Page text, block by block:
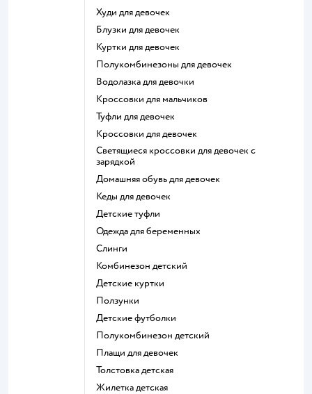
Худи для девочек
Блузки для девочек
Куртки для девочек
Полукомбинезоны для девочек
Водолазка для девочки
Кроссовки для мальчиков
Туфли для девочек
Кроссовки для девочек
Светящиеся кроссовки для девочек с
зарядкой
Домашняя обувь для девочек
Кеды для девочек
Детские туфли
Одежда для беременных
Слинги
Комбинезон детский
Детские куртки
Ползунки
Детские футболки
Полукомбинезон детский
Плащи для девочек
Толстовка детская
Жилетка детская